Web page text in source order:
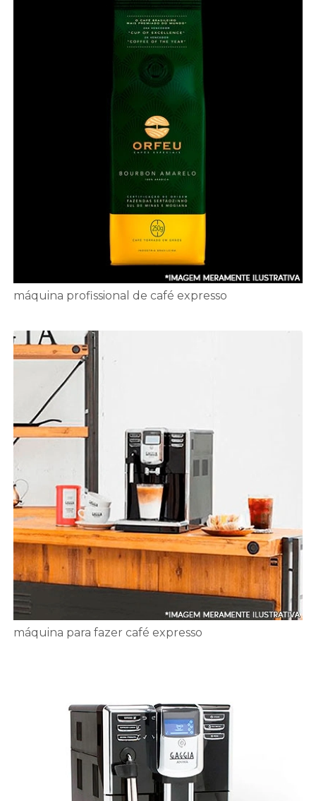
máquina profissional de café expresso
máquina para fazer café expresso